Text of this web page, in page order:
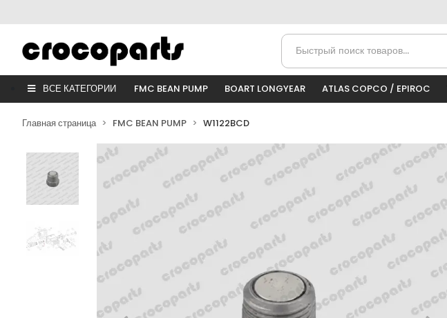
ВСЕ КАТЕГОРИИ FMC BEAN PUMP BOART LONGYEAR ATLAS COPCO / EPIROC
Главная страница FMC BEAN PUMP W1122BCD